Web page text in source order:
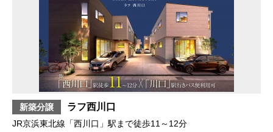
新築分譲 ラフ西川口
JR京浜東北線「西川口」駅まで徒歩11～12分